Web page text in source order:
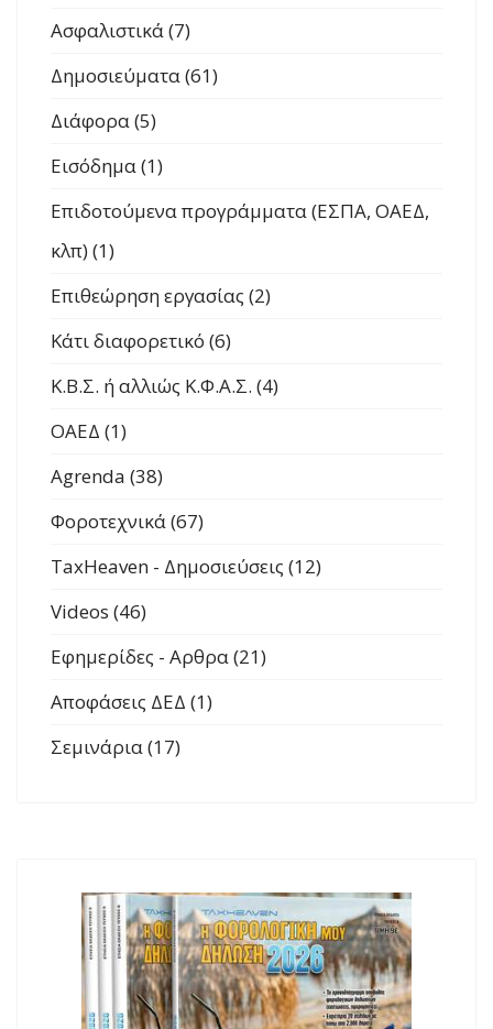
Ασφαλιστικά (7)
Δημοσιεύματα (61)
Διάφορα (5)
Εισόδημα (1)
Επιδοτούμενα προγράμματα (ΕΣΠΑ, ΟΑΕΔ,
κλπ) (1)
Επιθεώρηση εργασίας (2)
Κάτι διαφορετικό (6)
Κ.Β.Σ. ή αλλιώς Κ.Φ.Α.Σ. (4)
ΟΑΕΔ (1)
Agrenda (38)
Φοροτεχνικά (67)
TaxHeaven - Δημοσιεύσεις (12)
Videos (46)
Εφημερίδες - Αρθρα (21)
Αποφάσεις ΔΕΔ (1)
Σεμινάρια (17)